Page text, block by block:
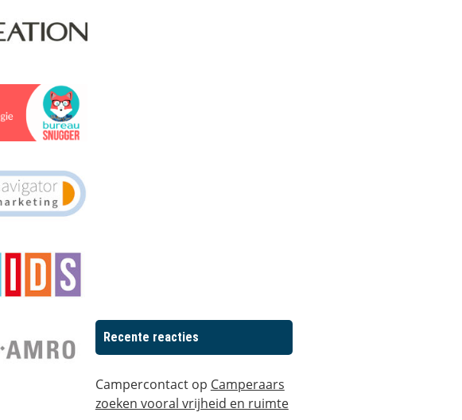
Recente reacties
Campercontactop Camperaars
zoeken vooral vrijheid en ruimte